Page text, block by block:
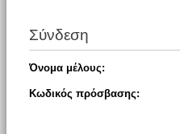
Σύνδεση
Όνομα μέλους:
Κωδικός πρόσβασης: